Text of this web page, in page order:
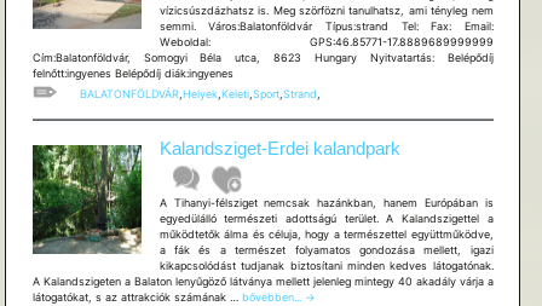
vízicsúszdázhatsz is. Meg szörfözni tanulhatsz, ami tényleg nem
semmi. Város:Balatonföldvár Típus:strand Tel: Fax: Email:
Weboldal: GPS:46.85771-17.8889689999999
Cím:Balatonföldvár, Somogyi Béla utca, 8623 Hungary Nyitvatartás: Belépődíj
felnőtt:ingyenes Belépődíj diák:ingyenes
BALATONFÖLDVÁR, Helyek, Keleti, Sport, Strand
Kalandsziget-Erdei kalandpark
A Tihanyi-félsziget nemcsak hazánkban, hanem Európában is
egyedülálló természeti adottságú terület. A Kalandszigettel a
működtetők álma és céluja, hogy a természettel együttműködve,
a fák és a természet folyamatos gondozása mellett, igazi
kikapcsolódást tudjanak biztosítani minden kedves látogatónak.
A Kalandszigeten a Balaton lenyűgöző látványa mellett jelenleg mintegy 40 akadály várja a
látogatókat, s az attrakciók számának … Kalandsziget-
bővebben...
→